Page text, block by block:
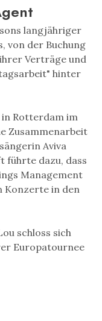
langjähriger
von der Buchung
Verträge und
hinter
Rotterdam im
Zusammenarbeit
Aviva
führte dazu, dass
Management
Konzerte in den
schloss sich
Europatournee